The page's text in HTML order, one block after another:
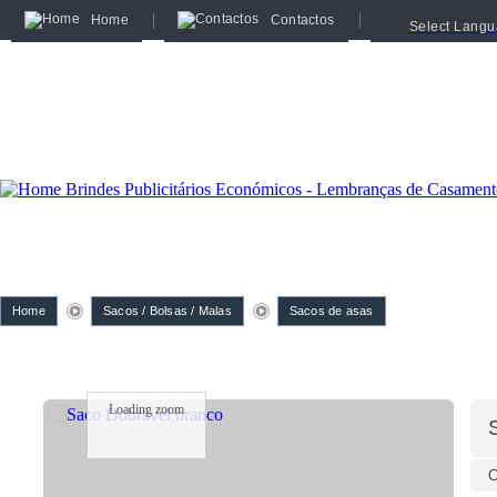
Home Contactos Select
Home Sacos / Bolsas / Malas Sacos de asas
Loading zoom